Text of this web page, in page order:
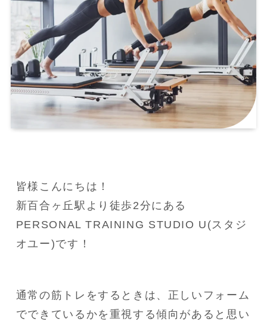
皆様こんにちは！
新百合ヶ丘駅より徒歩2分にある
PERSONAL TRAINING STUDIO U(スタジ
オユー)です！
通常の筋トレをするときは、正しいフォーム
でできているかを重視する傾向があると思い